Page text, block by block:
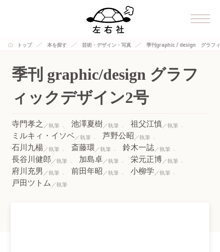
トップ 本を探す 芸術・デザイン・写真 季刊graphic / design グラフィ
季刊 graphic/design グラフ
ィックデザイン2号
寺門孝之 池澤夏樹
祖父江慎
ミルキィ・イソベ
芦野公昭
石川九楊
斎藤環
鈴木一誌
長谷川健郎
加島卓
栄元正博
府川充男
前田年昭
小柳学
戸田ツトム